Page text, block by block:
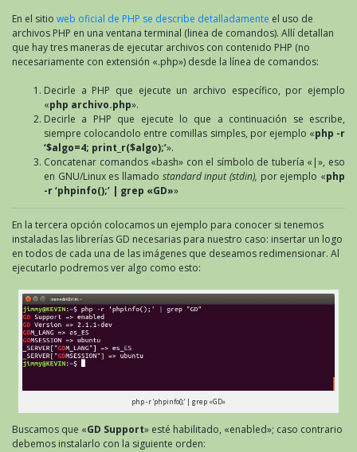
En el sitio web oficial de PHP se describe detalladamente el uso de
archivos PHP en una ventana terminal (linea de comandos). Allí detallan
que hay tres maneras de ejecutar archivos con contenido PHP (no
necesariamente con extensión «.php») desde la línea de comandos:
Decirle a PHP que ejecute un archivo específico, por ejemplo
«php archivo.php».
Decirle a PHP que ejecute lo que a continuación se escribe,
siempre colocandolo entre comillas simples, por ejemplo «php -r
‘$algo=4; print_r($algo);’».
Concatenar comandos «bash» con el símbolo de tubería «|», eso
en GNU/Linux es llamado standard input (stdin), por ejemplo «php
-r ‘phpinfo();’ | grep «GD»»
En la tercera opción colocamos un ejemplo para conocer si tenemos
instaladas las librerías GD necesarias para nuestro caso: insertar un logo
en todos de cada una de las imágenes que deseamos redimensionar. Al
ejecutarlo podremos ver algo como esto:
php -r ‘phpinfo();’ | grep «GD»
Buscamos que «GD Support» esté habilitado, «enabled»; caso contrario
debemos instalarlo con la siguiente orden: